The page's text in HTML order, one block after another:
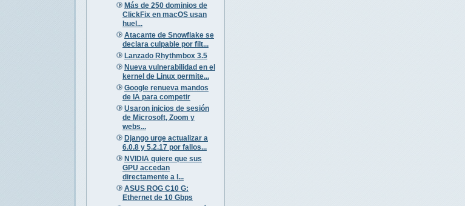
Más de 250 dominios de
ClickFix en macOS usan
huel...
Atacante de Snowflake se
declara culpable por filt...
Lanzado Rhythmbox 3.5
Nueva vulnerabilidad en el
kernel de Linux permite...
Google renueva mandos
de IA para competir
Usaron inicios de sesión
de Microsoft, Zoom y
webs...
Django urge actualizar a
6.0.8 y 5.2.17 por fallos...
NVIDIA quiere que sus
GPU accedan
directamente a l...
ASUS ROG C10 G:
Ethernet de 10 Gbps